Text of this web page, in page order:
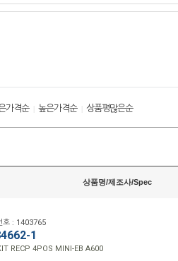
가격순| 높은가격순| 상품평많은순
상품명/제조사/Spec
호 : 1403765
1
RECP 4POS MINI-EB A600